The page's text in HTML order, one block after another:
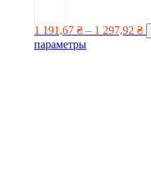
1 191,67 ₴ – 1 297,92 ₴
параметры